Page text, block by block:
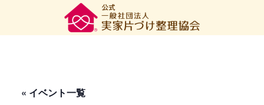
« イベント一覧